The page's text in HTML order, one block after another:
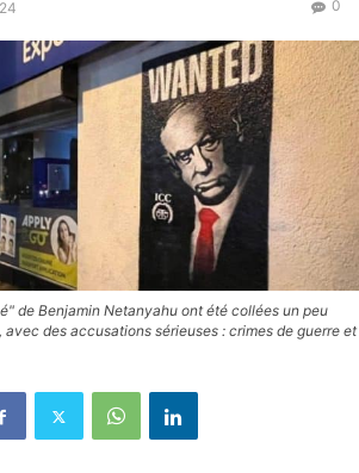
0
de Benjamin Netanyahu ont été collées un peu
des accusations sérieuses : crimes de guerre et